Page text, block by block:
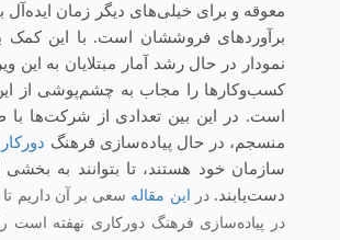
معوقه و برای خیلی‌های دیگر زمان ایده‌آل
برآوردهای فروششان است. با این کمک
نمودار در حال رشد آمار مبتلایان به این
کسب‌وکارها را مجاب به چشم‌پوشی از
است. در این بین تعدادی از شرکت‌ها
منسجم، در حال پیاده‌سازی فرهنگ
سازمان خود هستند، تا بتوانند به
دست‌یابند.در این مقاله سعی بر آن داریم
در پیاده‌سازی فرهنگ دورکاری نهفته است